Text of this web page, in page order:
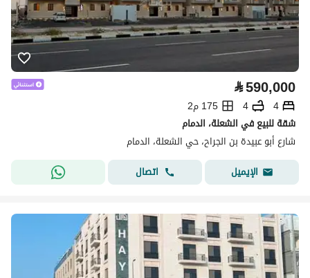
⃁590,000
4
4
175 م2
شقة للبيع في الشعلة، الدمام
شارع أبو عبيدة بن الجراح، حي الشعلة، الدمام
الإيميل
اتصال